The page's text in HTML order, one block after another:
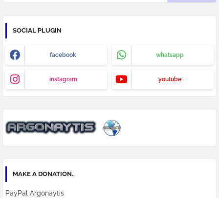
SOCIAL PLUGIN
facebook whatsapp
instagram youtube
MAKE A DONATION..
PayPal Argonaytis